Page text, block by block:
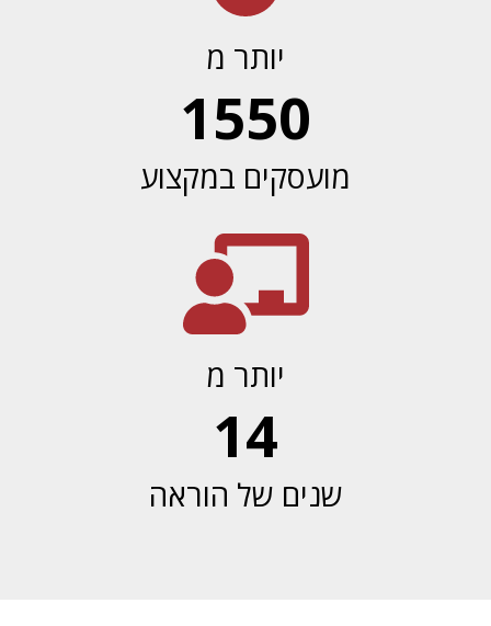
יותר מ
1550
מועסקים במקצוע
יותר מ
14
שנים של הוראה